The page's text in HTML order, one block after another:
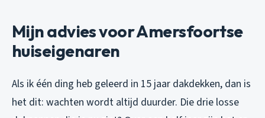
Mijn advies voor Amersfoortse
huiseigenaren
Als ik één ding heb geleerd in 15 jaar dakdekken, dan is
het dit: wachten wordt altijd duurder. Die drie losse